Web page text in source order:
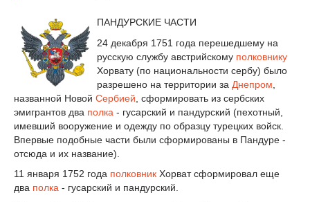
ПАНДУРСКИЕ ЧАСТИ
24 декабря 1751 года перешедшему на
русскую службу австрийскому полковнику
Хорвату (по национальности сербу) было
разрешено на территории за Днепром
названной Новой Сербией , сформировать из сербских
эмигрантов два полка - гусарский и пандурский (пехотный,
имевший вооружение и одежду по образцу турецких войск.
Впервые подобные части были сформированы в Пандуре -
отсюда и их название).
11 января 1752 года полковник Хорват сформировал еще
два полка - гусарский и пандурский.